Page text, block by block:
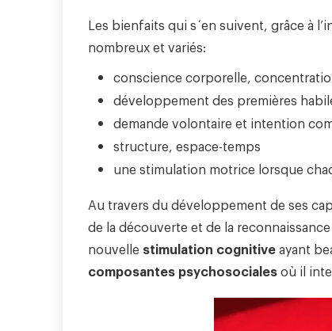
Les bienfaits qui s´en suivent, grâce à
nombreux et variés:
conscience corporelle,
développement des premières
demande volontaire et intention
structure, espace-temps
une stimulation motrice lorsque
Au travers du développement de ses
de la découverte et de la
nouvelle stimulation cognitiveayant
composantes psychosocialesoù il